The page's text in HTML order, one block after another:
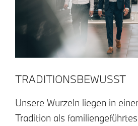
TRADITIONSBEWUSST
Unsere Wurzeln liegen in
Tradition als